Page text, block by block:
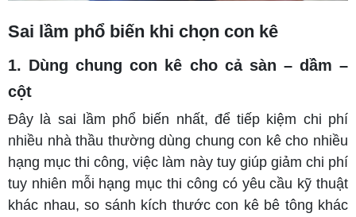
Sai lầm phổ biến khi chọn con kê
1. Dùng chung con kê cho cả sàn – dầm –
cột
Đây là sai lầm phổ biến nhất, để tiếp kiệm chi phí
nhiều nhà thầu thường dùng chung con kê cho nhiều
hạng mục thi công, việc làm này tuy giúp giảm chi phí
tuy nhiên mỗi hạng mục thi công có yêu cầu kỹ thuật
khác nhau, so sánh kích thước con kê bê tông khác